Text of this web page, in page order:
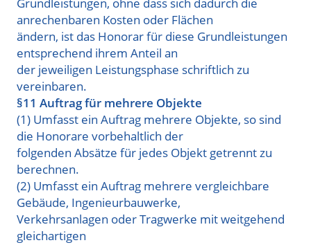
anrechenbaren Kosten oder Flächen
ändern, ist das Honorar für diese Grundleistungen
entsprechend ihrem Anteil an
der jeweiligen Leistungsphase schriftlich zu
vereinbaren.
§11 Auftrag für mehrere Objekte
(1) Umfasst ein Auftrag mehrere Objekte, so sind
die Honorare vorbehaltlich der
folgenden Absätze für jedes Objekt getrennt zu
berechnen.
(2) Umfasst ein Auftrag mehrere vergleichbare
Gebäude, Ingenieurbauwerke,
Verkehrsanlagen oder Tragwerke mit weitgehend
gleichartigen